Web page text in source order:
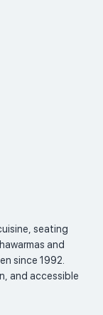
seating
and
since 1992.
and accessible